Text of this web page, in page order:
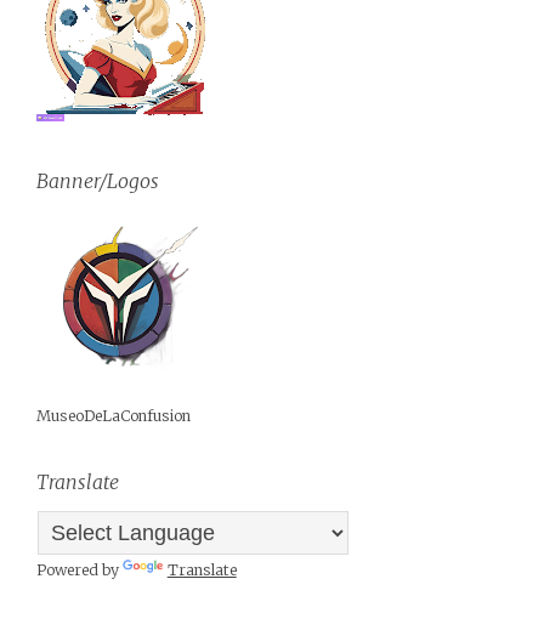
Banner/Logos
MuseoDeLaConfusion
Translate
Powered by Translate